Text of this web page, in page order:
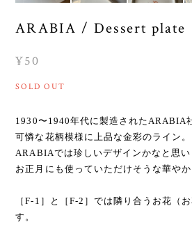
ARABIA / Dessert plate
¥50
SOLD OUT
1930〜1940年代に製造されたARABIA
可憐な花柄模様に上品な金彩のライン。
ARABIAでは珍しいデザインかなと思い
お正月にも使っていただけそうな華やか
［F-1］と［F-2］では隣り合うお花（
す。